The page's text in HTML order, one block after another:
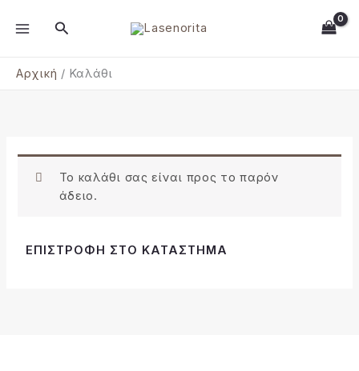
στο
Αναζήτηση
Αρχική Καλάθι
Το καλάθι σας είναι προς το παρόν
άδειο.
ΕΠΙΣΤΡΟΦΉ ΣΤΟ ΚΑΤΆΣΤΗΜΑ